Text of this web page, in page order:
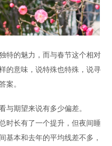
特的魅力，而与春节这个相对
的意味，说特殊也特殊，说寻
案。
与期望来说有多少偏差。
时长有了一个提升，但夜间睡
基本和去年的平均线差不多，